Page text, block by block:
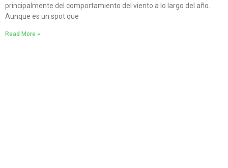
principalmente del comportamiento del viento a lo largo del año.
Aunque es un spot que
Read More »